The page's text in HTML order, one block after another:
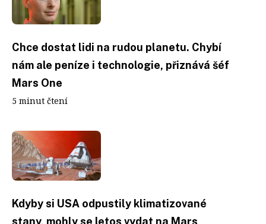
Chce dostat lidi na rudou planetu. Chybí
nám ale peníze i technologie, přiznává šéf
Mars One
5 minut čtení
Kdyby si USA odpustily klimatizované
stany, mohly se letos vydat na Mars